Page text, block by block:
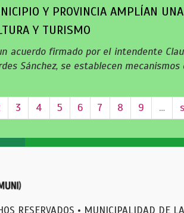
Y PROVINCIA AMPLÍAN
Y TURISMO
acuerdo firmado por el intendente
Sánchez, se establecen
3 4 5 6 7 8 9 …
RESERVADOS • MUNICIPALIDAD DE